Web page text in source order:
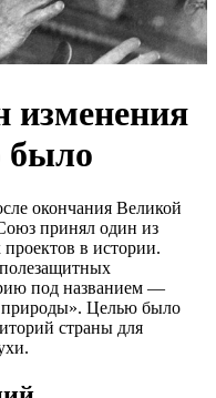
изменения
было
окончания Великой
принял один из
в истории.
под названием —
природы». Целью было
страны для